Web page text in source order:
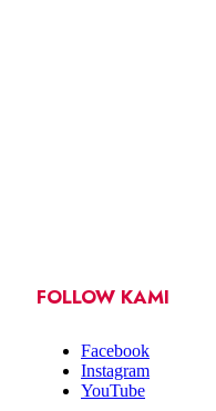
FOLLOW KAMI
Facebook
Instagram
YouTube